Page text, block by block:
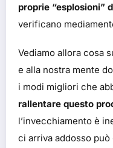
proprie “esplosioni”
verificano
Vediamo allora cosa
e alla nostra mente
i modi migliori che
rallentare questo
l’invecchiamento è
ci arriva addosso